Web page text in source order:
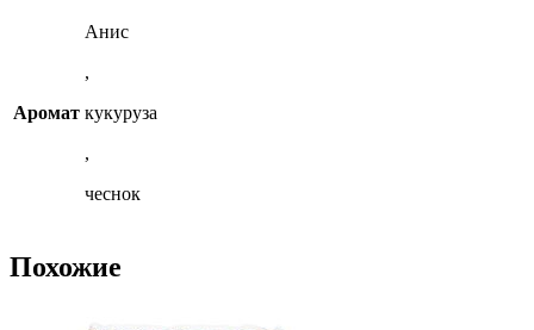
Аромат
Анис
,
кукуруза
,
чеснок
Похожие